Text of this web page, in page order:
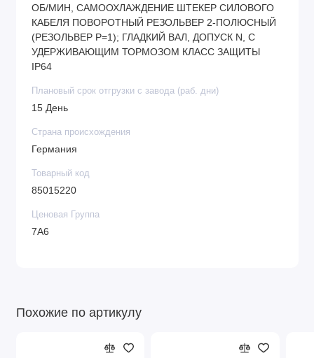
ОБ/МИН, САМООХЛАЖДЕНИЕ ШТЕКЕР СИЛОВОГО
КАБЕЛЯ ПОВОРОТНЫЙ РЕЗОЛЬВЕР 2-ПОЛЮСНЫЙ
(РЕЗОЛЬВЕР P=1); ГЛАДКИЙ ВАЛ, ДОПУСК N, С
УДЕРЖИВАЮЩИМ ТОРМОЗОМ КЛАСС ЗАЩИТЫ
IP64
Плановый срок отгрузки с завода (раб. дни)
15 День
Страна происхождения
Германия
Товарный код
85015220
Ценовая Группа
7A6
Похожие по артикулу